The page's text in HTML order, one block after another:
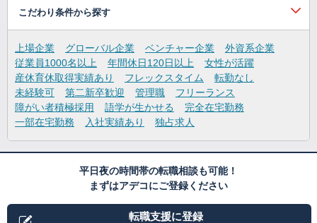
こだわり条件から探す
上場企業 グローバル企業 ベンチャー企業
外資系企業
従業員1000名以上
年間休日120日以上
女性が活躍
産休育休取得実績あり
フレックスタイム
転勤なし
未経験可
第二新卒歓迎 管理職
フリーランス
障がい者積極採用
語学が生かせる
完全在宅勤務
一部在宅勤務
入社実績あり 独占求人
平日夜の時間帯の転職相談も可能！
まずはアデコにご登録ください
転職支援に登録